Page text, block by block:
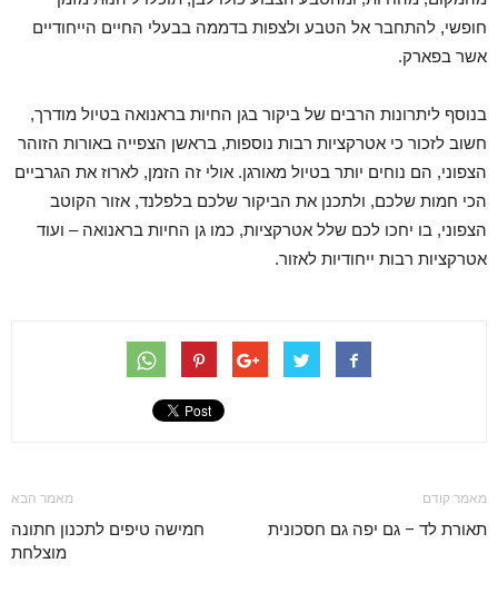
חופשי, להתחבר אל הטבע ולצפות בדממה בבעלי החיים הייחודיים
אשר בפארק.
בנוסף ליתרונות הרבים של ביקור בגן החיות בראנואה בטיול מודרך,
חשוב לזכור כי אטרקציות רבות נוספות, בראשן הצפייה באורות הזוהר
הצפוני, הם נוחים יותר בטיול מאורגן. אולי זה הזמן, לארוז את הגרביים
הכי חמות שלכם, ולתכנן את הביקור שלכם בלפלנד, אזור הקוטב
הצפוני, בו יחכו לכם שלל אטרקציות, כמו גן החיות בראנואה – ועוד
אטרקציות רבות ייחודיות לאזור.
מאמר קודם
תאורת לד – גם יפה גם חסכונית
מאמר הבא
חמישה טיפים לתכנון חתונה
מוצלחת